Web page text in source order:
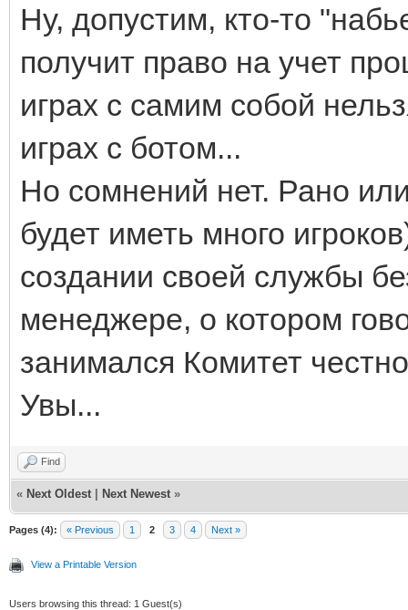
Ну, допустим, кто-то
получит право на учет
играх с самим собой
играх с ботом...
Но сомнений нет. Рано
будет иметь много
создании своей службы
менеджере, о котором
занимался Комитет
Увы...
Find
« Next Oldest Next Newest »
Pages (4): « Previous 1 2 3 4 Next »
View a Printable Version
Users browsing this thread: 1 Guest(s)